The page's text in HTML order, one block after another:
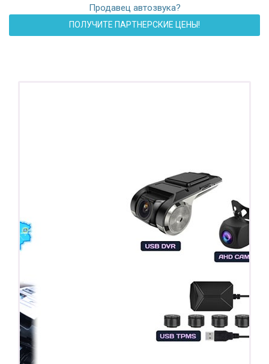
Продавец автозвука?
ПОЛУЧИТЕ ПАРТНЕРСКИЕ ЦЕНЫ!